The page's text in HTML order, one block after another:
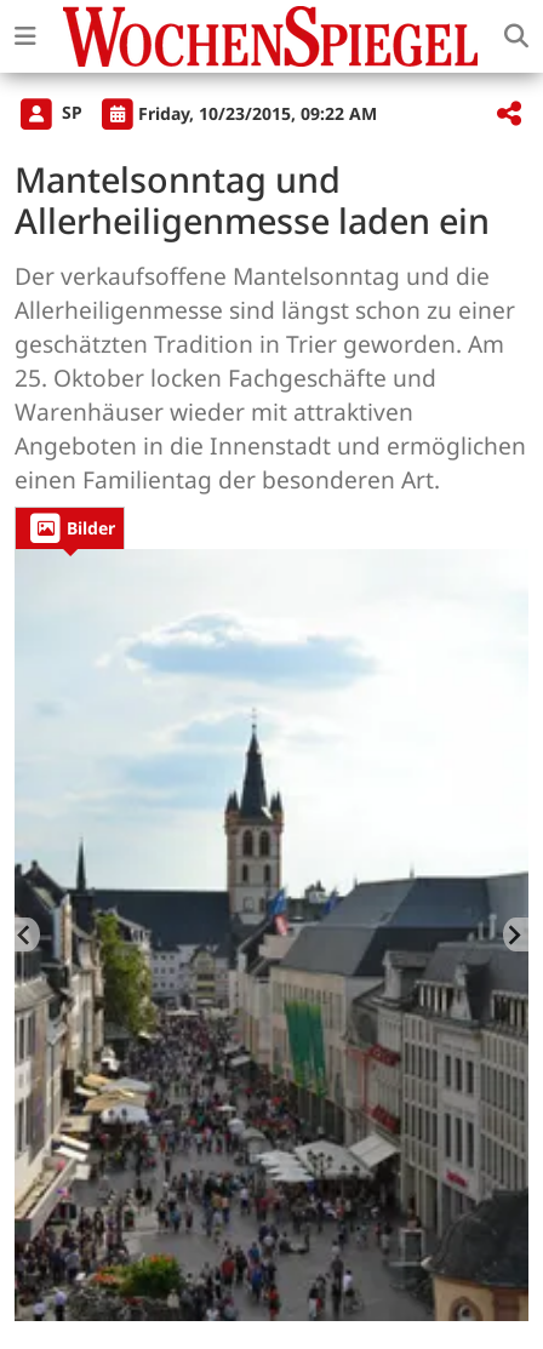
SP Friday, 10/23/2015, 09:22 AM
Mantelsonntag und
Allerheiligenmesse laden ein
Der verkaufsoffene Mantelsonntag und die
Allerheiligenmesse sind längst schon zu einer
geschätzten Tradition in Trier geworden. Am
25. Oktober locken Fachgeschäfte und
Warenhäuser wieder mit attraktiven
Angeboten in die Innenstadt und ermöglichen
einen Familientag der besonderen Art.
Bilder